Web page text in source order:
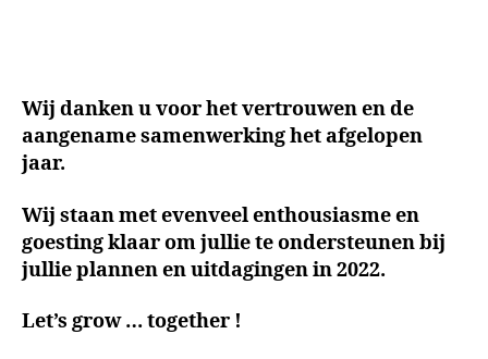
Wij danken u voor het vertrouwen en de
aangename samenwerking het afgelopen
jaar.
Wij staan met evenveel enthousiasme en
goesting klaar om jullie te ondersteunen bij
jullie plannen en uitdagingen in 2022.
Let’s grow … together !